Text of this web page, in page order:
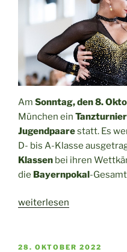
Am Sonntag, den 8.
München ein
Jugendpaarestatt. Es
D- bis A-Klasse
Klassen bei ihren
die Bayernpokal-
„U18-
TTC
weiterlesen
VERÖFFENTLICHT
28. OKTOBER 2022